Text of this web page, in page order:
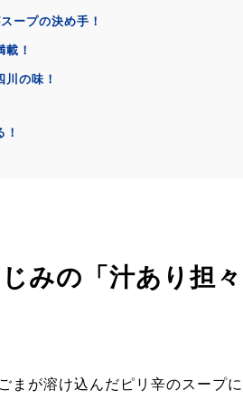
ープの決め手！
！
の味！
みの「汁あり担々
まが溶け込んだピリ辛のスープに